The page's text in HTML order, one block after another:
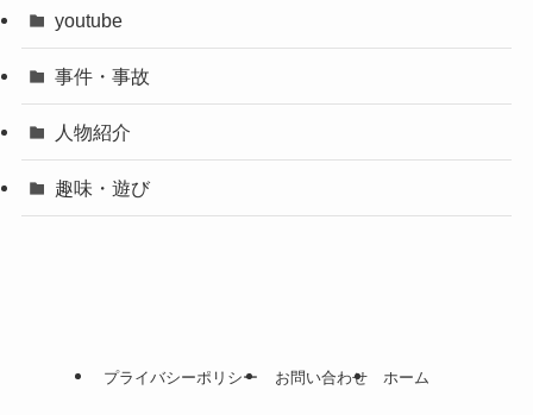
youtube
事件・事故
人物紹介
趣味・遊び
プライバシーポリシー お問い合わせ ホーム